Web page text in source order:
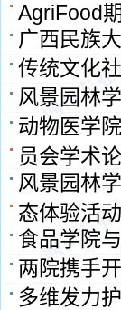
AgriFood
广西民族
传统文化
风景园林
动物医学
员会学术
风景园林
态体验活动
食品学院
两院携手
多维发力